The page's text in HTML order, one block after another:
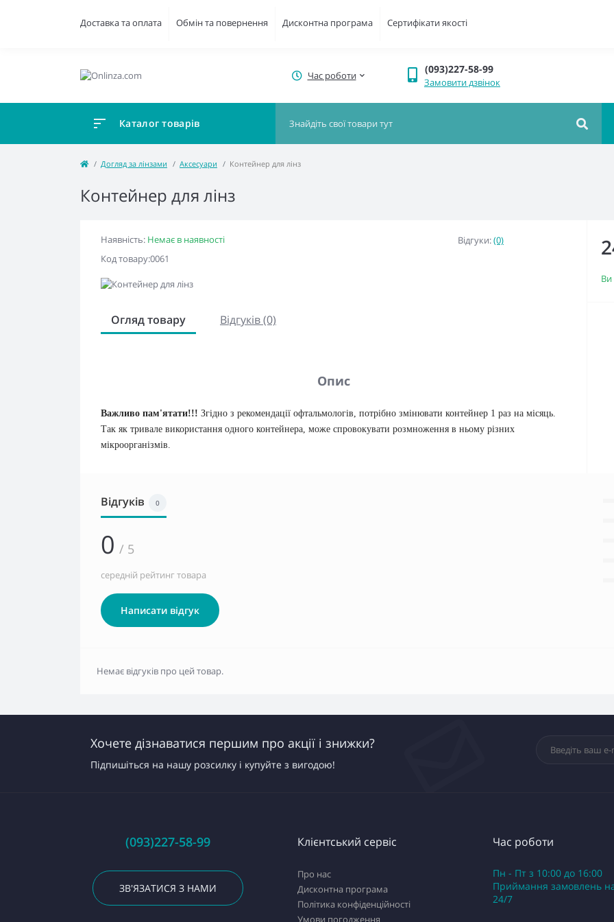
Доставка та оплата Обмін та повернення Дисконтна програма Сертифікати якості
Час роботи (093)227-58-99
Замовити дзвінок
Каталог товарів
Догляд за лінзами Аксесуари Контейнер для лінз
Контейнер для лінз
Наявність: Немає в наявності
Код товару:0061
Відгуки:(0)
Огляд товару Відгуків (0)
Опис
Важливо пам'ятати!!! Згідно з рекомендації офтальмологів, потрібно змінювати контейнер 1 раз на місяць.
Так як тривале використання одного контейнера, може спровокувати розмноження в ньому різних
мікроорганізмів.
Ви
Відгуків 0
0 / 5
середній рейтинг товара
Написати відгук
Немає відгуків про цей товар.
Хочете дізнаватися першим про акції і знижки?
Підпишіться на нашу розсилку і купуйте з вигодою!
(093)227-58-99
ЗВ'ЯЗАТИСЯ З НАМИ
Клієнтський сервіс
Про нас
Дисконтна програма
Політика конфіденційності
Умови погодження
Час роботи
Пн - Пт з 10:00 до 16:00
Приймання замовлень на
24/7